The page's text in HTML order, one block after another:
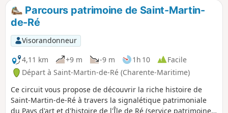
Parcours patrimoine de Saint-Martin-
de-Ré
Visorandonneur
4,11 km
+9 m -9 m 1h 10
Facile
Départ à Saint-Martin-de-Ré (Charente-Maritime)
Ce circuit vous propose de découvrir la riche histoire de
Saint-Martin-de-Ré à travers la signalétique patrimoniale
du Pays d'art et d'histoire de l'Île de Ré (service patrimoine